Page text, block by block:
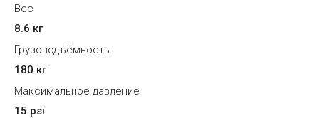
Вес
8.6 кг
Грузоподъёмность
180 кг
Максимальное давление
15 psi